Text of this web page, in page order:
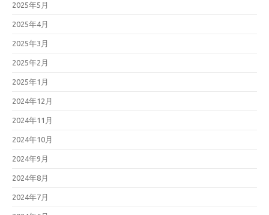
2025年5月
2025年4月
2025年3月
2025年2月
2025年1月
2024年12月
2024年11月
2024年10月
2024年9月
2024年8月
2024年7月